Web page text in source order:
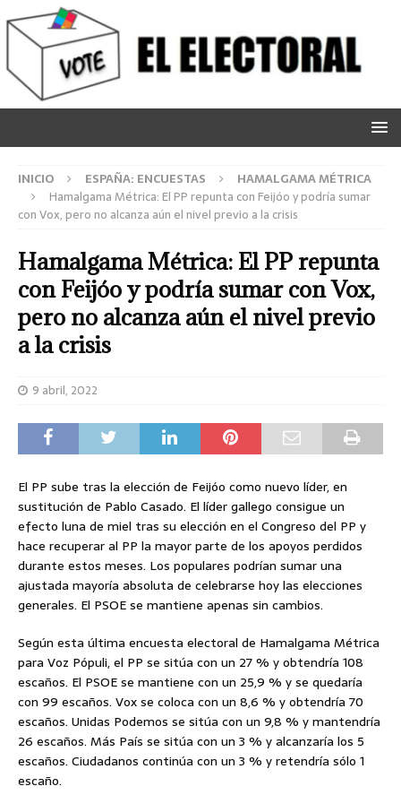
INICIO ESPAÑA: ENCUESTAS
HAMALGAMA MÉTRICA
Hamalgama Métrica: El PP repunta con Feijóo y podría sumar
con Vox, pero no alcanza aún el nivel previo a la crisis
Hamalgama Métrica: El PP repunta
con Feijóo y podría sumar con Vox,
pero no alcanza aún el nivel previo
a la crisis
9 abril, 2022
El PP sube tras la elección de Feijóo como nuevo líder, en
sustitución de Pablo Casado. El líder gallego consigue un
efecto luna de miel tras su elección en el Congreso del PP y
hace recuperar al PP la mayor parte de los apoyos perdidos
durante estos meses. Los populares podrían sumar una
ajustada mayoría absoluta de celebrarse hoy las elecciones
generales. El PSOE se mantiene apenas sin cambios.
Según esta última encuesta electoral de Hamalgama Métrica
para Voz Pópuli, el PP se sitúa con un 27 % y obtendría 108
escaños. El PSOE se mantiene con un 25,9 % y se quedaría
con 99 escaños. Vox se coloca con un 8,6 % y obtendría 70
escaños. Unidas Podemos se sitúa con un 9,8 % y mantendría
26 escaños. Más País se sitúa con un 3 % y alcanzaría los 5
escaños. Ciudadanos continúa con un 3 % y retendría sólo 1
escaño.